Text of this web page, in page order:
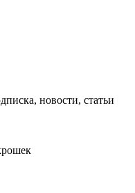
новости, статьи